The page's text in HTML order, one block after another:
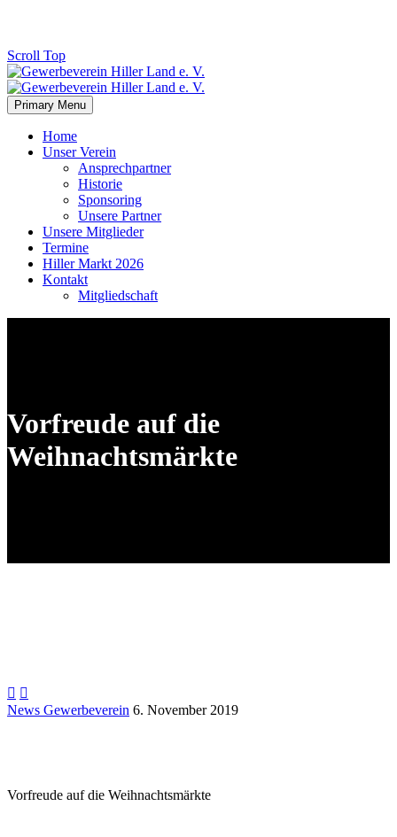
Scroll Top
Primary Menu
Home
Unser Verein
Ansprechpartner
Historie
Sponsoring
Unsere Partner
Unsere Mitglieder
Termine
Hiller Markt 2026
Kontakt
Mitgliedschaft
Vorfreude auf die
Weihnachtsmärkte
 
News Gewerbeverein 6. November 2019
Vorfreude auf die Weihnachtsmärkte